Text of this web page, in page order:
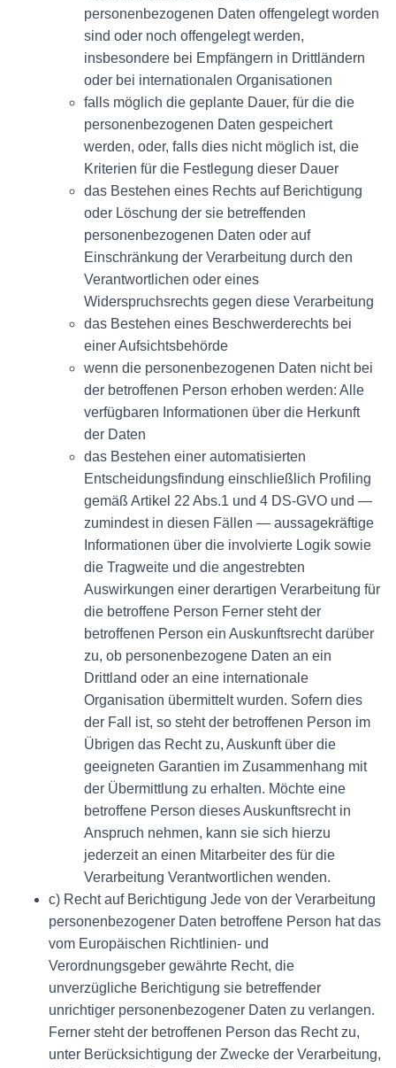
personenbezogenen Daten offengelegt worden
sind oder noch offengelegt werden,
insbesondere bei Empfängern in Drittländern
oder bei internationalen Organisationen
falls möglich die geplante Dauer, für die die
personenbezogenen Daten gespeichert
werden, oder, falls dies nicht möglich ist, die
Kriterien für die Festlegung dieser Dauer
das Bestehen eines Rechts auf Berichtigung
oder Löschung der sie betreffenden
personenbezogenen Daten oder auf
Einschränkung der Verarbeitung durch den
Verantwortlichen oder eines
Widerspruchsrechts gegen diese Verarbeitung
das Bestehen eines Beschwerderechts bei
einer Aufsichtsbehörde
wenn die personenbezogenen Daten nicht bei
der betroffenen Person erhoben werden: Alle
verfügbaren Informationen über die Herkunft
der Daten
das Bestehen einer automatisierten
Entscheidungsfindung einschließlich Profiling
gemäß Artikel 22 Abs.1 und 4 DS-GVO und —
zumindest in diesen Fällen — aussagekräftige
Informationen über die involvierte Logik sowie
die Tragweite und die angestrebten
Auswirkungen einer derartigen Verarbeitung für
die betroffene Person Ferner steht der
betroffenen Person ein Auskunftsrecht darüber
zu, ob personenbezogene Daten an ein
Drittland oder an eine internationale
Organisation übermittelt wurden. Sofern dies
der Fall ist, so steht der betroffenen Person im
Übrigen das Recht zu, Auskunft über die
geeigneten Garantien im Zusammenhang mit
der Übermittlung zu erhalten. Möchte eine
betroffene Person dieses Auskunftsrecht in
Anspruch nehmen, kann sie sich hierzu
jederzeit an einen Mitarbeiter des für die
Verarbeitung Verantwortlichen wenden.
c) Recht auf Berichtigung Jede von der Verarbeitung
personenbezogener Daten betroffene Person hat das
vom Europäischen Richtlinien- und
Verordnungsgeber gewährte Recht, die
unverzügliche Berichtigung sie betreffender
unrichtiger personenbezogener Daten zu verlangen.
Ferner steht der betroffenen Person das Recht zu,
unter Berücksichtigung der Zwecke der Verarbeitung,